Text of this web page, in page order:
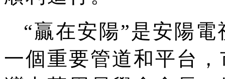
“贏在安陽”是安陽電
一個重要管道和平台